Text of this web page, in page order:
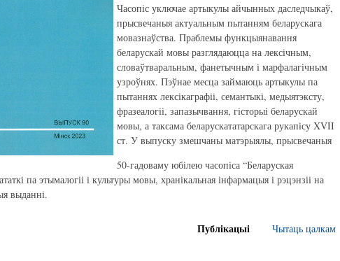
Часопіс уключае артыкулы айчынных даследчыкаў,
прысвечаныя актуальным пытанням беларускага
мовазнаўства. Праблемы функцыянавання
беларускай мовы разглядаюцца на лексічным,
словаўтваральным, фанетычным і марфалагічным
узроўнях. Пэўнае месца займаюць артыкулы па
пытаннях лексікаграфіі, семантыкі, медыятэксту,
фразеалогіі, запазычвання, гісторыі беларускай
мовы, а таксама беларускататарскага рукапісу XVII
ст. У выпуску змешчаны матэрыялы, прысвечаныя
50-гадоваму юбілею часопіса “Беларуская
па этымалогіі і культуры мовы, хранікальная інфармацыя і рэцэнзіі на
выданні.
Публікацыі Чытаць цалкам